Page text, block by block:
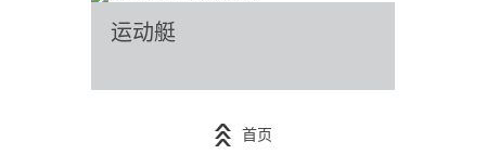
运动艇
首页